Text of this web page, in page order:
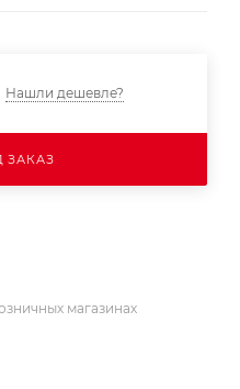
Нашли дешевле?
ЗАКАЗ
магазинах